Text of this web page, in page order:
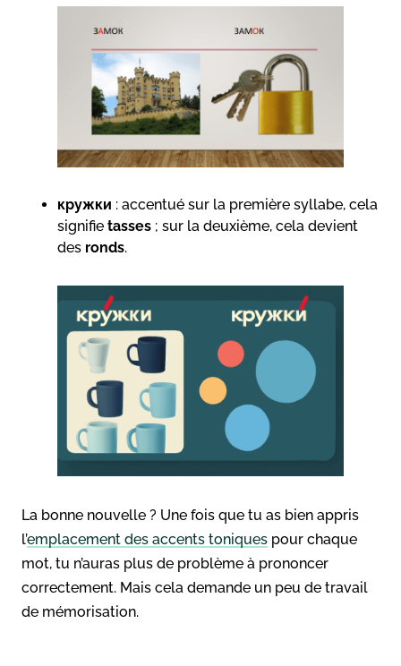
кружки : accentué sur la première syllabe, cela
signifie tasses ; sur la deuxième, cela devient
des ronds.
La bonne nouvelle ? Une fois que tu as bien appris
l’emplacement des accents toniques pour chaque
mot, tu n’auras plus de problème à prononcer
correctement. Mais cela demande un peu de travail
de mémorisation.